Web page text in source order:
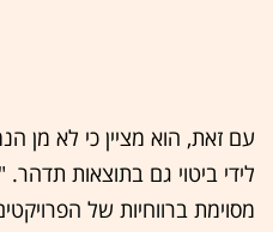
עם זאת, הוא מציין כי לא מן
לידי ביטוי גם בתוצאות
מסוימת ברווחיות של